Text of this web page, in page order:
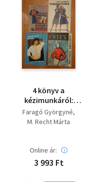
4 könyv a
kézimunkáról:
Varróiskola, Mit
kössek - munkához,
Legújabb modellek
Faragó Györgyné
M. Recht Márta
Online ár:
3 993 Ft